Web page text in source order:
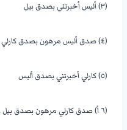
(٣) أليس أخبرتني بصدق بيل
(٤) صدق أليس مرهون بصدق كارلي
(٥) كارلي أخبرتني بصدق أليس
(٦ أ) صدق كارلي مرهون بصدق بيل أو أليس